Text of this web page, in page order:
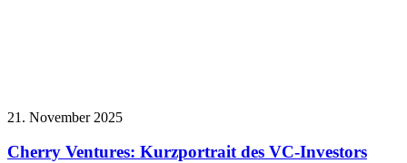
21. November 2025
Cherry Ventures: Kurzportrait des VC-Investors